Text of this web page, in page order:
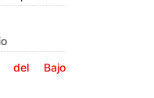
del Bajo